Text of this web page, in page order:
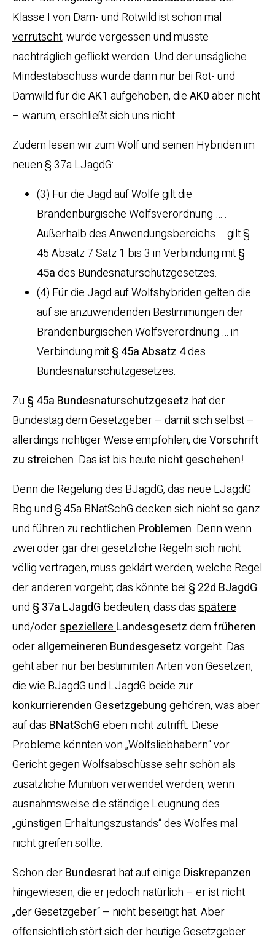
Klasse I von Dam- und Rotwild ist schon mal
verrutscht, wurde vergessen und musste
nachträglich geflickt werden. Und der unsägliche
Mindestabschuss wurde dann nur bei Rot- und
Damwild für dieAK1 aufgehoben, dieAK0aber nicht
– warum, erschließt sich uns nicht.
Zudem lesen wir zum Wolf und seinen Hybriden im
neuen § 37a LJagdG:
(3) Für die Jagd auf Wölfe gilt die
Brandenburgische Wolfsverordnung … .
Außerhalb des Anwendungsbereichs … gilt §
45 Absatz 7 Satz 1 bis 3 in Verbindung mit§
45ades Bundesnaturschutzgesetzes.
(4) Für die Jagd auf Wolfshybriden gelten die
auf sie anzuwendenden Bestimmungen der
Brandenburgischen Wolfsverordnung … in
Verbindung mit§ 45a Absatz 4des
Bundesnaturschutzgesetzes.
Zu § 45a Bundesnaturschutzgesetz hat der
Bundestag dem Gesetzgeber – damit sich selbst –
allerdings richtiger Weise empfohlen, dieVorschrift
zu streichen. Das ist bis heute nicht geschehen!
Denn die Regelung des BJagdG, das neue LJagdG
Bbg und § 45a BNatSchG decken sich nicht so ganz
und führen zu rechtlichen Problemen. Denn wenn
zwei oder gar drei gesetzliche Regeln sich nicht
völlig vertragen, muss geklärt werden, welche Regel
der anderen vorgeht; das könnte bei § 22d BJagdG
und § 37a LJagdG bedeuten, dass dasspätere
und/oderspeziellereLandesgesetzdemfrüheren
oderallgemeineren Bundesgesetzvorgeht. Das
geht aber nur bei bestimmten Arten von Gesetzen,
die wie BJagdG und LJagdG beide zur
konkurrierenden Gesetzgebunggehören, was aber
auf das BNatSchGeben nicht zutrifft. Diese
Probleme könnten von „Wolfsliebhabern“ vor
Gericht gegen Wolfsabschüsse sehr schön als
zusätzliche Munition verwendet werden, wenn
ausnahmsweise die ständige Leugnung des
„günstigen Erhaltungszustands“ des Wolfes mal
nicht greifen sollte.
Schon derBundesrathat auf einige Diskrepanzen
hingewiesen, die er jedoch natürlich – er ist nicht
„der Gesetzgeber“ – nicht beseitigt hat. Aber
offensichtlich stört sich der heutige Gesetzgeber